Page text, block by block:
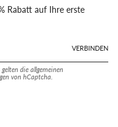
Rabatt auf Ihre erste
VERBINDEN
die allgemeinen
von hCaptcha.